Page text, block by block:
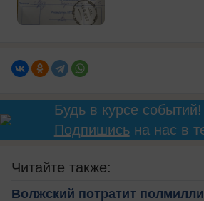
Будь в курсе событий!
Подпишисьна нас в
Читайте также:
Волжский потратит